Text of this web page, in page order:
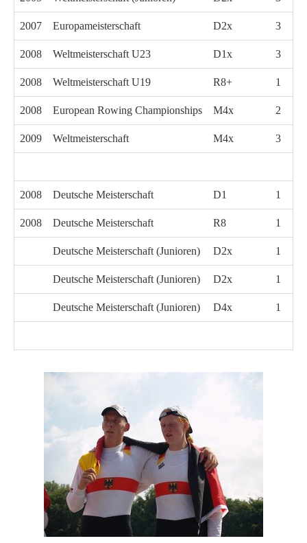
2007 Europameisterschaft D2x 3
2008 Weltmeisterschaft U23 D1x 3
2008 Weltmeisterschaft U19 R8+ 1
2008 European Rowing Championships M4x 2
2009 Weltmeisterschaft M4x 3
2008 Deutsche Meisterschaft D1 1
2008 Deutsche Meisterschaft R8 1
Deutsche Meisterschaft (Junioren) D2x 1
Deutsche Meisterschaft (Junioren) D2x 1
Deutsche Meisterschaft (Junioren) D4x 1